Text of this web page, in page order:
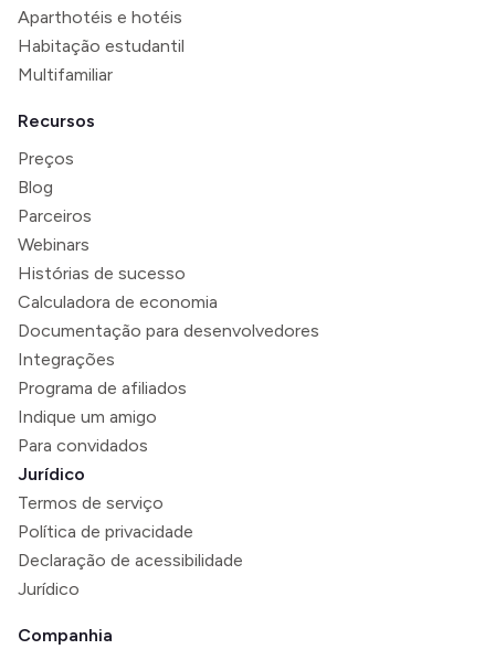
Aparthotéis e hotéis
Habitação estudantil
Multifamiliar
Recursos
Preços
Blog
Parceiros
Webinars
Histórias de sucesso
Calculadora de economia
Documentação para desenvolvedores
Integrações
Programa de afiliados
Indique um amigo
Para convidados
Jurídico
Termos de serviço
Política de privacidade
Declaração de acessibilidade
Jurídico
Companhia